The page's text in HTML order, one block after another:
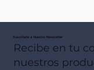
Suscribete a Nuestro Newsletter
Recibe en tu
nuestros